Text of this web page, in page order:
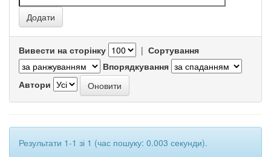
Вивести на сторінку | Сортування
Впорядкування
Автори
Результати 1-1 зі 1 (час пошуку: 0.003 секунди).